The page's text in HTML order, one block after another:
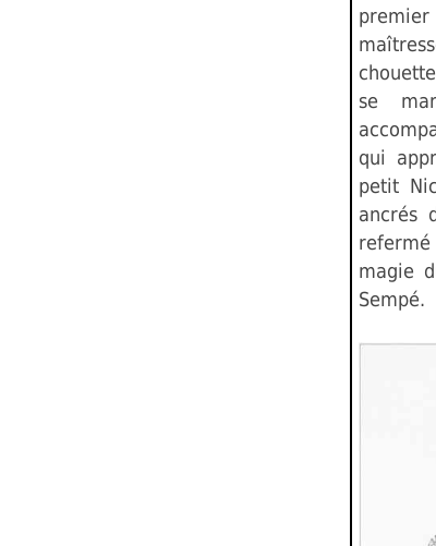
se
qui
petit
ancrés
refermé
magie
Sempé.